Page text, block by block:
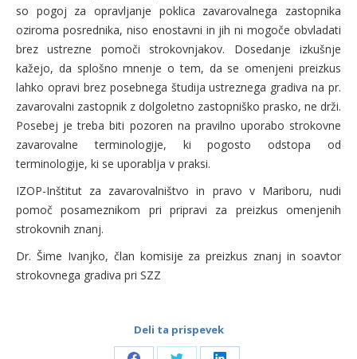
so pogoj za opravljanje poklica zavarovalnega zastopnika
oziroma posrednika, niso enostavni in jih ni mogoče obvladati
brez ustrezne pomoči strokovnjakov. Dosedanje izkušnje
kažejo, da splošno mnenje o tem, da se omenjeni preizkus
lahko opravi brez posebnega študija ustreznega gradiva na pr.
zavarovalni zastopnik z dolgoletno zastopniško prasko, ne drži.
Posebej je treba biti pozoren na pravilno uporabo strokovne
zavarovalne terminologije, ki pogosto odstopa od
terminologije, ki se uporablja v praksi.
IZOP-Inštitut za zavarovalništvo in pravo v Mariboru, nudi
pomoč posameznikom pri pripravi za preizkus omenjenih
strokovnih znanj.
Dr. Šime Ivanjko, član komisije za preizkus znanj in soavtor
strokovnega gradiva pri SZZ
Deli ta prispevek